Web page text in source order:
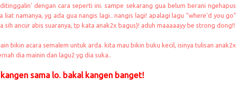
dengan cara seperti ini. sampe sekarang gua belum berani ngehapus
namanya, yg ada gua nangis lagi.. nangis lagi! apalagi lagu "where'd you go"
ancur abis suaranya, tp kata anak2x bagus)! aduh maaaaayy be strong dong!!
bikin acara semalem untuk arda. kita mau bikin buku kecil, isinya tulisan anak2x
dia mainin dan lagu2 yg dia suka..
sama lo. bakal kangen banget!